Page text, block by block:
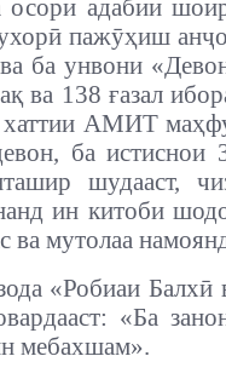
осори адабии
пажӯҳиш
ба унвони
ва 138 ғазал
хаттии АМИТ
ба истиснои
шудааст,
ин китоби
ва мутолаа
«Робиаи Балхӣ
«Ба
мебахшам».